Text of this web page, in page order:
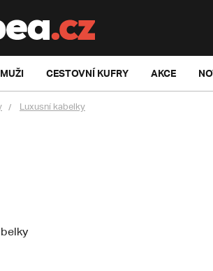
MUŽI CESTOVNÍ KUFRY AKCE
Luxusní kabelky